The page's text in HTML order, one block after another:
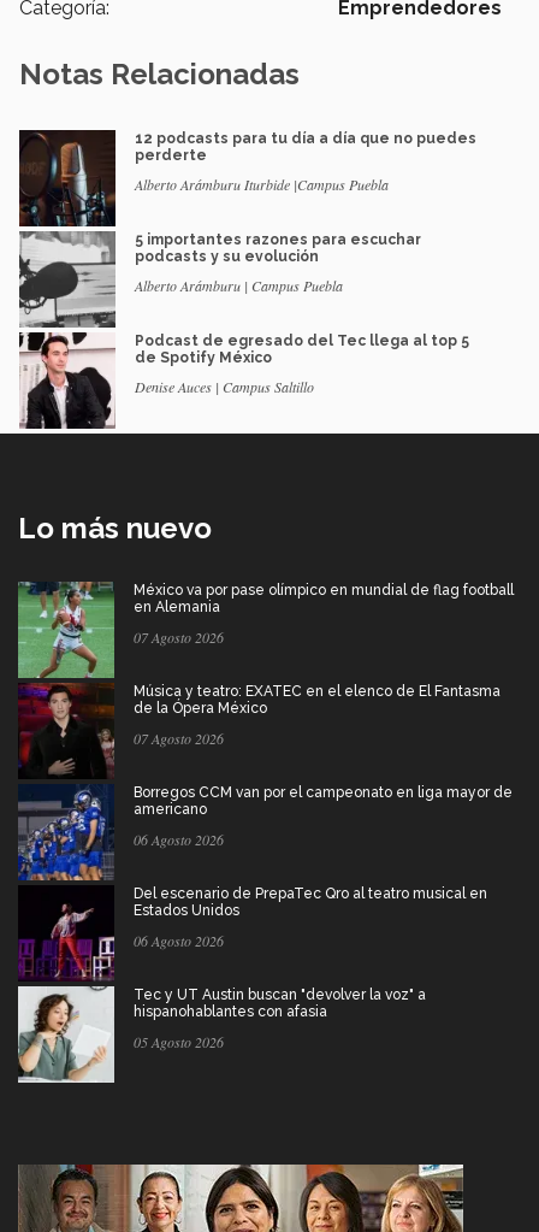
Categoría: Emprendedores
Notas Relacionadas
12 podcasts para tu día a día que no puedes
perderte
Alberto Arámburu Iturbide |Campus Puebla
5 importantes razones para escuchar
podcasts y su evolución
Alberto Arámburu | Campus Puebla
Podcast de egresado del Tec llega al top 5
de Spotify México
Denise Auces | Campus Saltillo
Lo más nuevo
México va por pase olímpico en mundial de flag football
en Alemania
07 Agosto 2026
Música y teatro: EXATEC en el elenco de El Fantasma
de la Ópera México
07 Agosto 2026
Borregos CCM van por el campeonato en liga mayor de
americano
06 Agosto 2026
Del escenario de PrepaTec Qro al teatro musical en
Estados Unidos
06 Agosto 2026
Tec y UT Austin buscan "devolver la voz" a
hispanohablantes con afasia
05 Agosto 2026